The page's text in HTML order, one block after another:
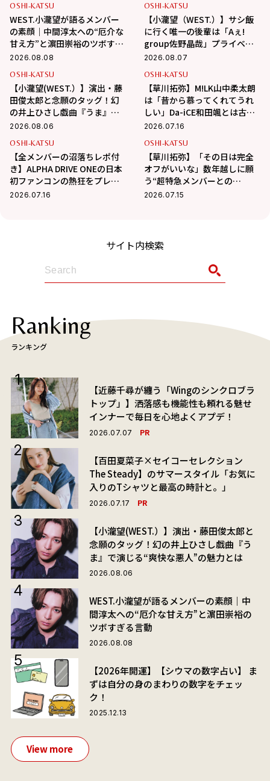
OSHI-KATSU
WEST.小瀧望が語るメンバー
の素顔｜中間淳太への“厄介な
甘え方”と濵田崇裕のツボすぎ
る言動
2026.08.08
OSHI-KATSU
【小瀧望（WEST.）】サシ飯
に行く唯一の後輩は「Aぇ!
group佐野晶哉」プライベー
トな交友録を告白
2026.08.07
OSHI-KATSU
【小瀧望(WEST.）】演出・藤
田俊太郎と念願のタッグ！幻
の井上ひさし戯曲『うま』で
演じる“爽快な悪人”の魅力と
2026.08.06
OSHI-KATSU
【草川拓弥】M!LK山中柔太朗
は「昔から慕ってくれてうれ
しい」Da-iCE和田颯とは古着
屋へ！華麗な交友関係に迫る
2026.07.16
OSHI-KATSU
【全メンバーの沼落ちレポ付
き】ALPHA DRIVE ONEの日本
初ファンコンの熱狂をプレイ
バック！
2026.07.16
OSHI-KATSU
【草川拓弥】「その日は完全
オフがいいな」数年越しに願
う“超特急メンバーとの
BBQ”！最近熱中している趣味
2026.07.15
サイト内検索
Ranking
ランキング
【近藤千尋が纏う「Wingのシンクロブラ
トップ」】洒落感も機能性も頼れる魅せ
インナーで毎日を心地よくアプデ！
2026.07.07 PR
【百田夏菜子×セイコーセレクション
The Steady】のサマースタイル「お気に
入りのTシャツと最高の時計と。」
2026.07.17 PR
【小瀧望(WEST.）】演出・藤田俊太郎と
念願のタッグ！幻の井上ひさし戯曲『う
ま』で演じる“爽快な悪人”の魅力とは
2026.08.06
WEST.小瀧望が語るメンバーの素顔｜中
間淳太への“厄介な甘え方”と濵田崇裕の
ツボすぎる言動
2026.08.08
【2026年開運】【シウマの数字占い】 ま
ずは自分の身のまわりの数字をチェッ
ク！
2025.12.13
View more